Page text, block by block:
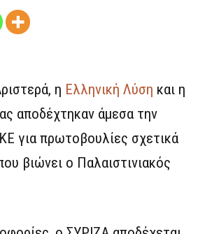
η Ελληνική Λύση και η
αποδέχτηκαν άμεσα την
για πρωτοβουλίες σχετικά
βιώνει ο Παλαιστινιακός